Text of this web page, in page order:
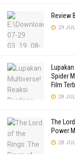
Review
29
Spider
Film
28
The
Power
28